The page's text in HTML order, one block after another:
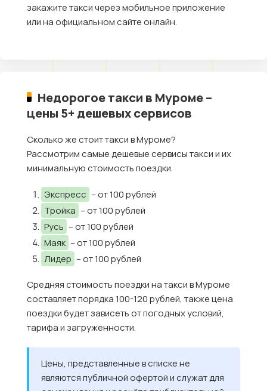
закажите такси через мобильное приложение
или на официальном сайте онлайн.
Недорогое такси в Муроме –
цены 5+ дешевых сервисов
Сколько же стоит такси в Муроме?
Рассмотрим самые дешевые сервисы такси и их
минимальную стоимость поездки.
Экспресс – от 100 рублей
Тройка – от 100 рублей
Русь – от 100 рублей
Маяк – от 100 рублей
Лидер – от 100 рублей
Средняя стоимость поездки на такси в Муроме
составляет порядка 100-120 рублей, также цена
поездки будет зависеть от погодных условий,
тарифа и загруженности.
Цены, представленные в списке не
являются публичной офертой и служат для